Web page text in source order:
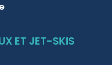
ET JET-SKIS